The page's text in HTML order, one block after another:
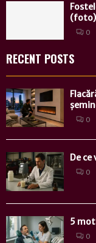
(foto)
0
RECENT POSTS
0
De
0
5
0